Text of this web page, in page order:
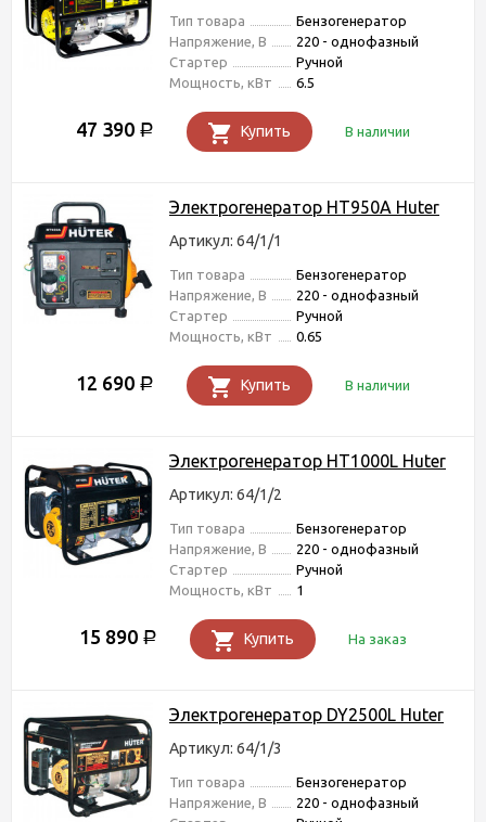
Тип товара
Бензогенератор
Напряжение, В
220 - однофазный
Стартер
Ручной
Мощность, кВт
6.5
47 390 Р Купить В наличии
Электрогенератор HT950A Huter
Артикул: 64/1/1
Тип товара
Бензогенератор
Напряжение, В
220 - однофазный
Стартер
Ручной
Мощность, кВт
0.65
12 690 Р Купить В наличии
Электрогенератор HT1000L Huter
Артикул: 64/1/2
Тип товара
Бензогенератор
Напряжение, В
220 - однофазный
Стартер
Ручной
Мощность, кВт
1
15 890 Р Купить На заказ
Электрогенератор DY2500L Huter
Артикул: 64/1/3
Тип товара
Бензогенератор
Напряжение, В
220 - однофазный